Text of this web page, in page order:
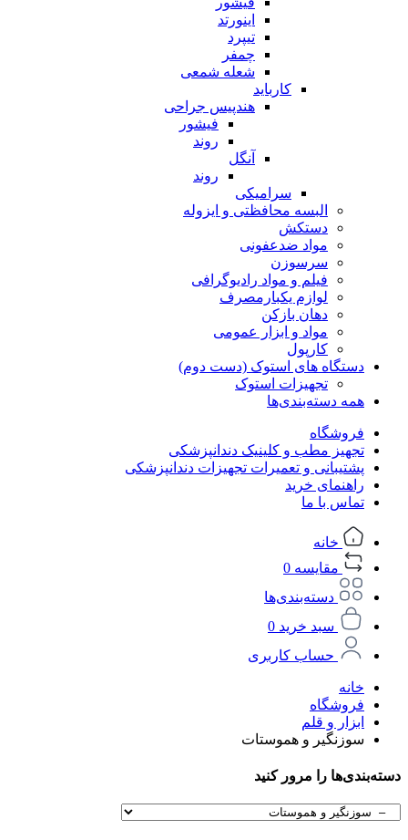
اینورتد
تیپرد
چمفر
شعله شمعی
کارباید
هندپیس جراحی
فیشور
روند
آنگل
روند
سرامیکی
البسه محافظتی و ایزوله
دستکش
مواد ضدعفونی
سرسوزن
فیلم و مواد رادیوگرافی
لوازم یکبارمصرف
دهان بازکن
مواد و ابزار عمومی
کارپول
دستگاه های استوک (دست دوم)
تجهیزات استوک
همه دسته‌بندی‌ها
فروشگاه
تجهیز مطب و کلینیک دندانپزشکی
پشتیبانی و تعمیرات تجهیزات دندانپزشکی
راهنمای خرید
تماس با ما
خانه
مقایسه 0
دسته‌بندی‌ها
سبد خرید 0
حساب کاربری
خانه
فروشگاه
ابزار و قلم
سوزنگیر و هموستات
دسته‌بندی‌ها را مرور کنید